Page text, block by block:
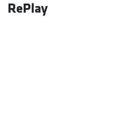
RePlay